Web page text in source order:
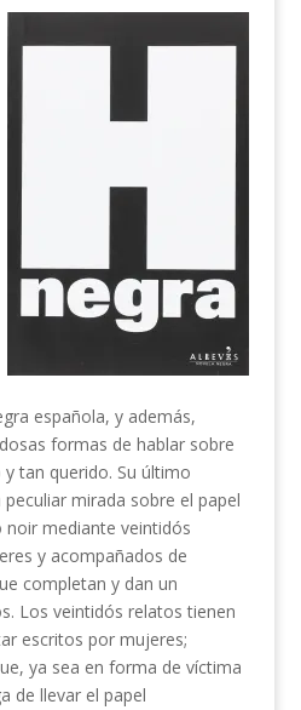
española, y además,
formas de hablar sobre
tan querido. Su último
peculiar mirada sobre el papel
mediante veintidós
y acompañados de
completan y dan un
Los veintidós relatos tienen
escritos por mujeres;
ya sea en forma de víctima
de llevar el papel